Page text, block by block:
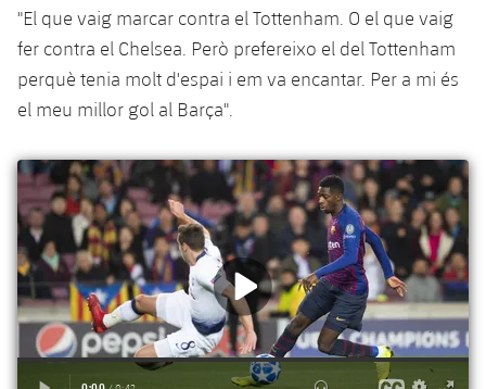
"El que vaig marcar contra el Tottenham. O el que vaig
fer contra el Chelsea. Però prefereixo el del Tottenham
perquè tenia molt d'espai i em va encantar. Per a mi és
el meu millor gol al Barça".